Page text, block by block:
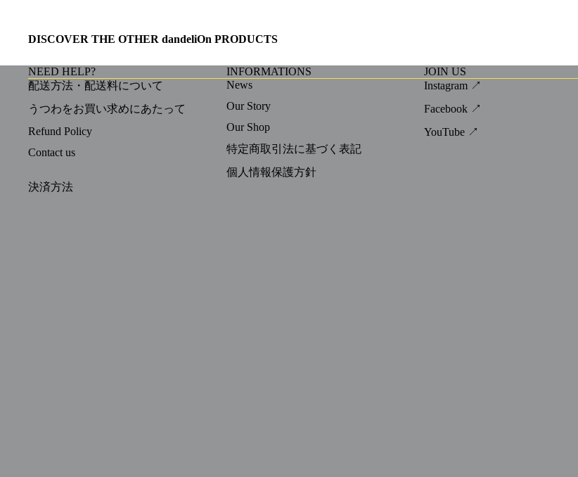
DISCOVER THE OTHER dandeliOn PRODUCTS
NEED HELP?
配送方法・配送料について
うつわをお買い求めにあたって
Refund Policy
Contact us
INFORMATIONS
News
Our Story
Our Shop
特定商取引法に基づく表記
個人情報保護方針
JOIN US
Instagram ↗
Facebook ↗
YouTube ↗
決済方法